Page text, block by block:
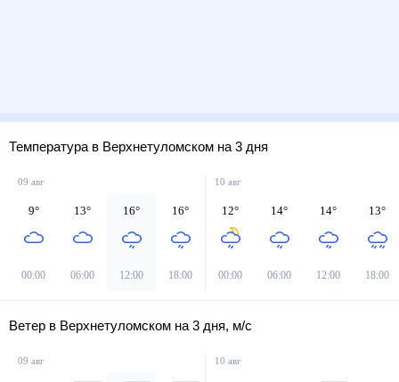
Температура в Верхнетуломском на 3 дня
09 авг
9°
00:00
13°
06:00
16°
12:00
16°
18:00
10 авг
12°
00:00
14°
06:00
14°
12:00
13°
18:00
Ветер в Верхнетуломском на 3 дня, м/с
09 авг 10 авг